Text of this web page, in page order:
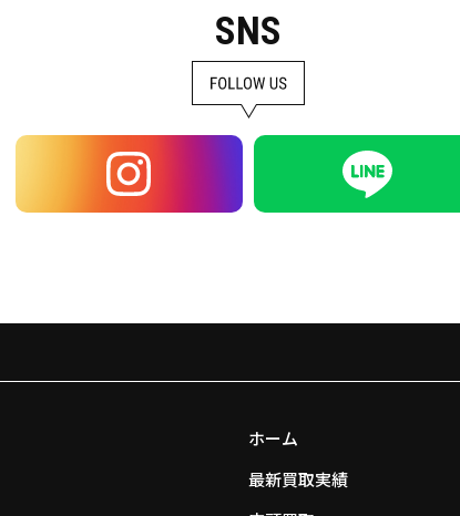
SNS
ホーム
最新買取実績